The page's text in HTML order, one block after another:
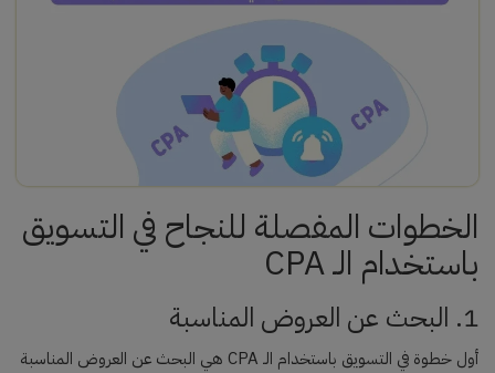
الخطوات المفصلة للنجاح في التسويق
باستخدام الـ CPA
1. البحث عن العروض المناسبة
أول خطوة في التسويق باستخدام الـ CPA هي البحث عن العروض المناسبة